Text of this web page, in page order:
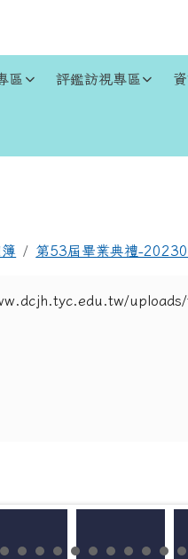
區 評鑑訪視專區
第53屆畢業典禮-